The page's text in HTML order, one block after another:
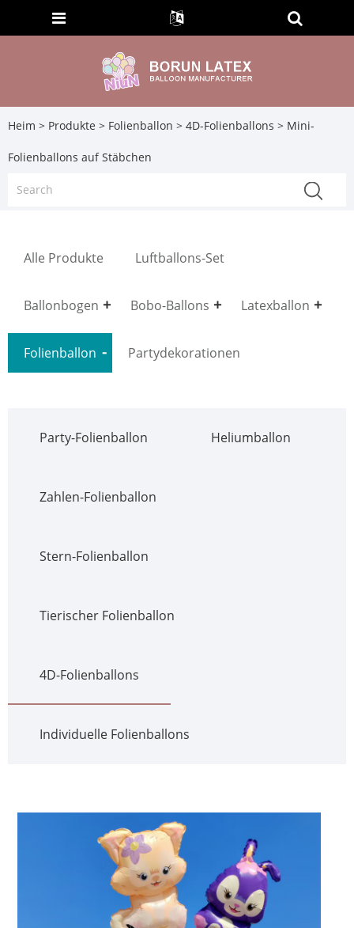
Heim > Produkte > Folienballon > 4D-Folienballons > Mini-
Folienballons auf Stäbchen
Alle Produkte Luftballons-Set
Ballonbogen Bobo-Ballons Latexballon
Folienballon Partydekorationen
Party-Folienballon Heliumballon
Zahlen-Folienballon
Stern-Folienballon
Tierischer Folienballon
4D-Folienballons
Individuelle Folienballons